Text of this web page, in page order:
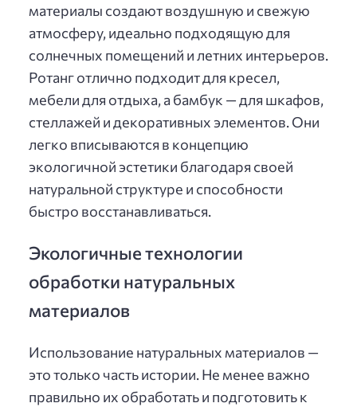
материалы создают воздушную и свежую
атмосферу, идеально подходящую для
солнечных помещений и летних интерьеров.
Ротанг отлично подходит для кресел,
мебели для отдыха, а бамбук — для шкафов,
стеллажей и декоративных элементов. Они
легко вписываются в концепцию
экологичной эстетики благодаря своей
натуральной структуре и способности
быстро восстанавливаться.
Экологичные технологии
обработки натуральных
материалов
Использование натуральных материалов —
это только часть истории. Не менее важно
правильно их обработать и подготовить к